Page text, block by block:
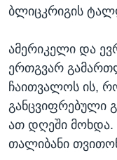
ბლიცკრიგის
ამერიკელი და
ერთგვარ
ჩაითვალოს ის,
განცვიფრებული
ათ დღეში მოხდა.
თალიბანი